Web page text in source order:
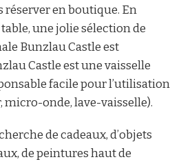
réserver en boutique. En
une jolie sélection de
Bunzlau Castle est
Castle est une vaisselle
facile pour l’utilisation
onde, lave-vaisselle).
de cadeaux, d’objets
de peintures haut de